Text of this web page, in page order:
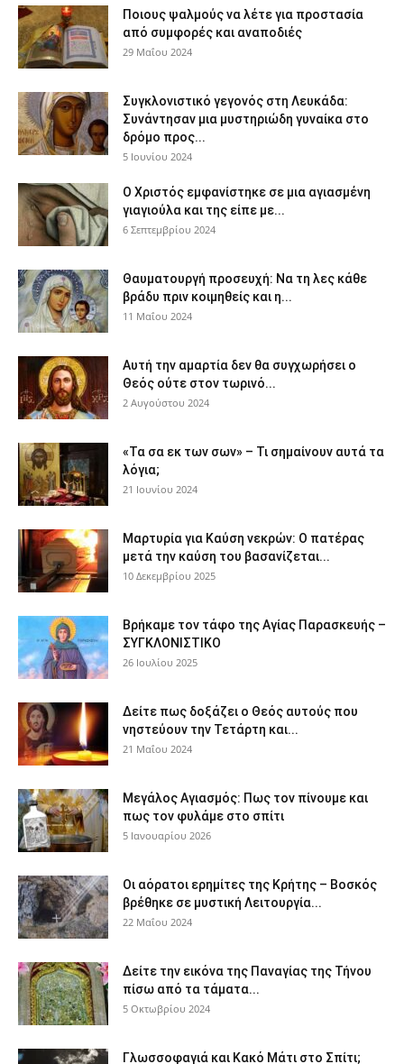
Ποιους ψαλμούς να λέτε για προστασία
από συμφορές και αναποδιές
29 Μαΐου 2024
Συγκλονιστικό γεγονός στη Λευκάδα:
Συνάντησαν μια μυστηριώδη γυναίκα στο
δρόμο προς...
5 Ιουνίου 2024
Ο Χριστός εμφανίστηκε σε μια αγιασμένη
γιαγιούλα και της είπε με...
6 Σεπτεμβρίου 2024
Θαυματουργή προσευχή: Να τη λες κάθε
βράδυ πριν κοιμηθείς και η...
11 Μαΐου 2024
Αυτή την αμαρτία δεν θα συγχωρήσει ο
Θεός ούτε στον τωρινό...
2 Αυγούστου 2024
«Τα σα εκ των σων» – Τι σημαίνουν αυτά τα
λόγια;
21 Ιουνίου 2024
Μαρτυρία για Καύση νεκρών: Ο πατέρας
μετά την καύση του βασανίζεται...
10 Δεκεμβρίου 2025
Βρήκαμε τον τάφο της Αγίας Παρασκευής –
ΣΥΓΚΛΟΝΙΣΤΙΚΟ
26 Ιουλίου 2025
Δείτε πως δοξάζει ο Θεός αυτούς που
νηστεύουν την Τετάρτη και...
21 Μαΐου 2024
Μεγάλος Αγιασμός: Πως τον πίνουμε και
πως τον φυλάμε στο σπίτι
5 Ιανουαρίου 2026
Οι αόρατοι ερημίτες της Κρήτης – Βοσκός
βρέθηκε σε μυστική Λειτουργία...
22 Μαΐου 2024
Δείτε την εικόνα της Παναγίας της Τήνου
πίσω από τα τάματα...
5 Οκτωβρίου 2024
Γλωσσοφαγιά και Κακό Μάτι στο Σπίτι;